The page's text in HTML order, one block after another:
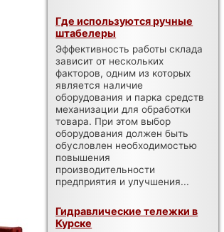
Где используются ручные
штабелеры
Эффективность работы склада
зависит от нескольких
факторов, одним из которых
является наличие
оборудования и парка средств
механизации для обработки
товара. При этом выбор
оборудования должен быть
обусловлен необходимостью
повышения
производительности
предприятия и улучшения...
Гидравлические тележки в
Курске